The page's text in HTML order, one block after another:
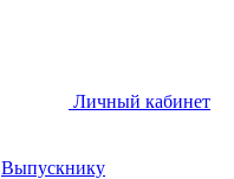
Личный кабинет
Выпускнику